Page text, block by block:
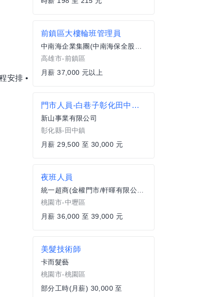
安排 •
前鎮區大樓輪班管理員
中南海企業集團(中南海保全股份有限公司)
高雄市-前鎮區
月薪 37,000 元以上
門市人員-白巷子彰化田中店-正職人員
新山事業有限公司
彰化縣-田中鎮
月薪 29,500 至 30,000 元
夜班人員
統一超商(金權門市/軒暉有限公司)
桃園市-中壢區
月薪 36,000 至 39,000 元
美髮技術師
卡而髮藝
桃園市-桃園區
部分工時(月薪) 30,000 至